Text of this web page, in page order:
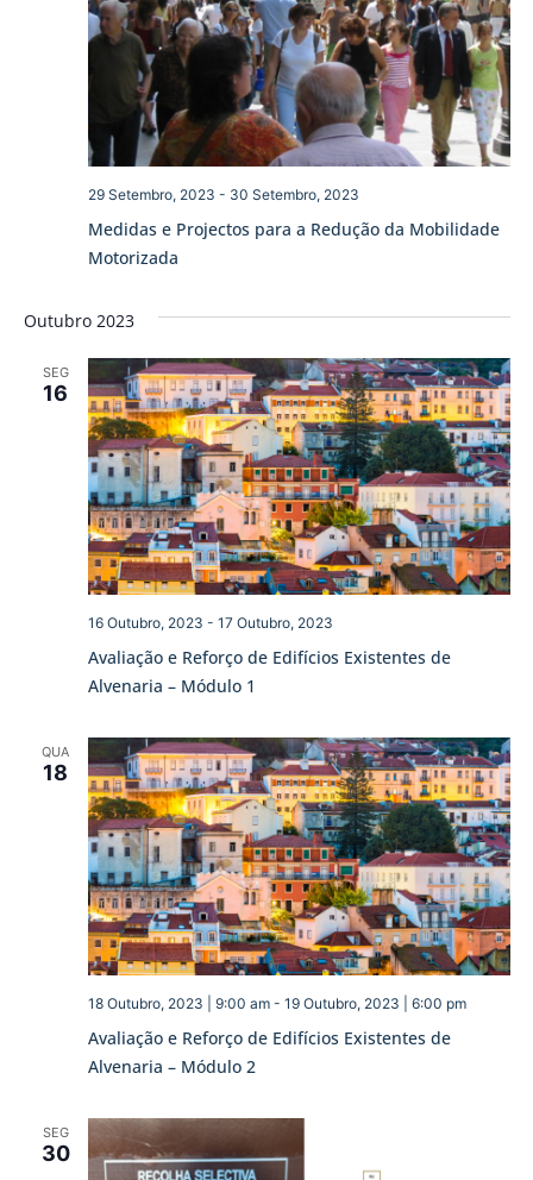
Medidas e Projectos para a Redução da Mobilidade
Motorizada
29 Setembro, 2023 - 30 Setembro, 2023
Outubro 2023
SEG
16
Avaliação e Reforço de Edifícios Existentes de
Alvenaria – Módulo 1
16 Outubro, 2023 - 17 Outubro, 2023
QUA
18
Avaliação e Reforço de Edifícios Existentes de
Alvenaria – Módulo 2
18 Outubro, 2023 | 9:00 am- 19 Outubro, 2023 | 6:00 pm
SEG
30